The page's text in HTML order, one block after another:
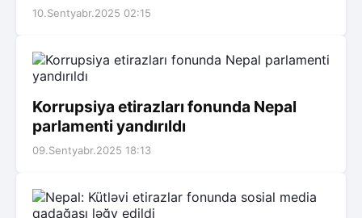
10.Sentyabr.2025 02:15
Korrupsiya etirazları fonunda Nepal
parlamenti yandırıldı
09.Sentyabr.2025 18:13